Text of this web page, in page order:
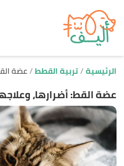
الرئيسية تربية القطط عضة
عضة القط: أضرارها،